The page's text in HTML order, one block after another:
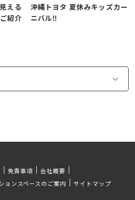
える
紹介
沖縄トヨタ 夏休みキッズカー
ニバル‼️
免責事項
会社概要
ョンスペースのご案内
サイトマップ